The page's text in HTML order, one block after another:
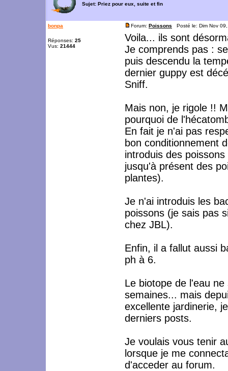
Sujet: Priez pour eux, suite et fin
bonpa
Réponses: 25
Vus: 21444
Forum: Poissons Posté le: Dim Nov
Voila... ils sont
Je comprends pas :
puis descendu la
dernier guppy est
Sniff.
Mais non, je rigole !!
pourquoi de
En fait je n'ai pas
bon conditionnement
introduis des
jusqu'à présent des
plantes).
Je n'ai introduis les
poissons (je sais pas
chez JBL).
Enfin, il a fallut aussi
ph à 6.
Le biotope de l'eau
semaines... mais
excellente jardinerie,
derniers posts.
Je voulais vous tenir
lorsque je me
d'acceder au forum.